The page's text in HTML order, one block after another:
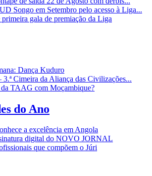
Songo em Setembro pelo acesso à Liga...
gala de premiação da Liga
Dança Kuduro
3.ª Cimeira da Aliança das Civilizações...
da TAAG com Moçambique?
do Ano
a excelência em Angola
digital do NOVO JORNAL
que compõem o Júri